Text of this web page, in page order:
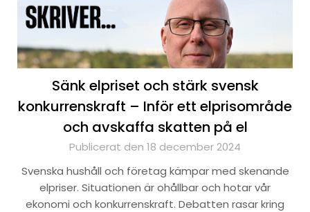
Sänk elpriset och stärk svensk
konkurrenskraft – Inför ett elprisområde
och avskaffa skatten på el
Publicerat den 18 december 2024
Svenska hushåll och företag kämpar med skenande
elpriser. Situationen är ohållbar och hotar vår
ekonomi och konkurrenskraft. Debatten rasar kring